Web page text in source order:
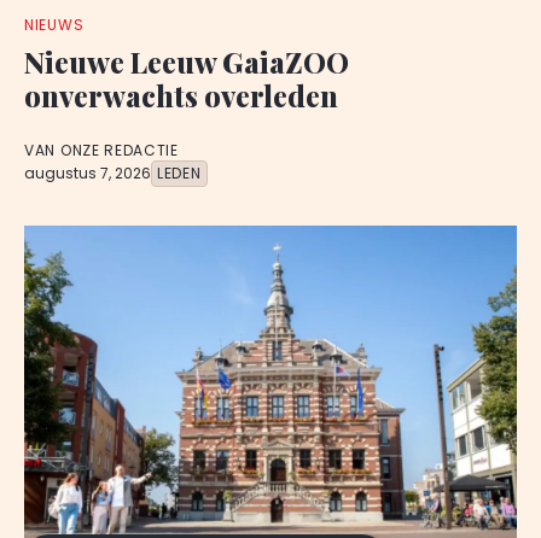
NIEUWS
Nieuwe Leeuw GaiaZOO
onverwachts overleden
VAN ONZE REDACTIE
augustus 7, 2026 LEDEN